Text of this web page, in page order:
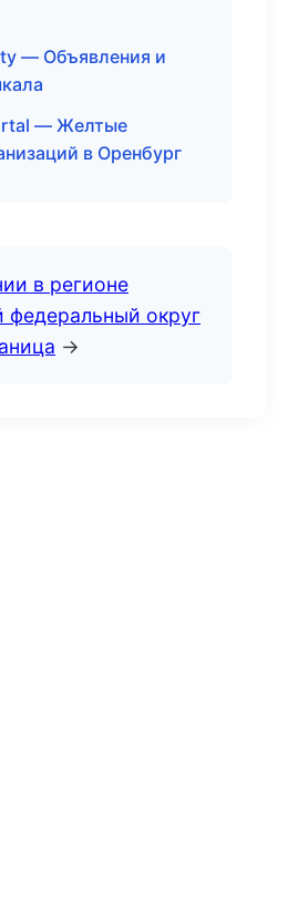
— Объявления и
— Желтые
в Оренбург
в регионе
округ
→